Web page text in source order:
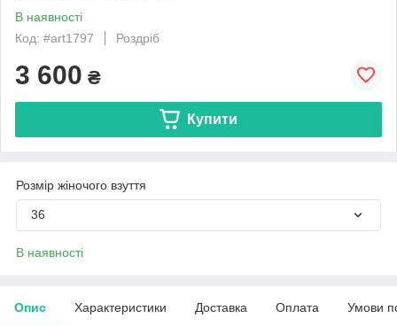
В наявності
Код: #art1797
Роздріб
3 600 ₴
Купити
Розмір жіночого взуття
36
В наявності
Опис Характеристики Доставка Оплата Умови